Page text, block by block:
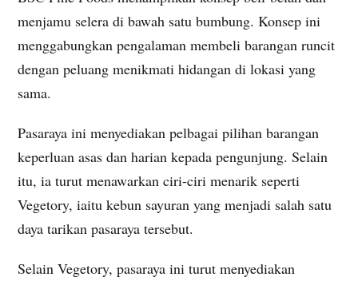
menjamu selera di bawah satu bumbung. Konsep ini
menggabungkan pengalaman membeli barangan runcit
dengan peluang menikmati hidangan di lokasi yang
sama.
Pasaraya ini menyediakan pelbagai pilihan barangan
keperluan asas dan harian kepada pengunjung. Selain
itu, ia turut menawarkan ciri-ciri menarik seperti
Vegetory, iaitu kebun sayuran yang menjadi salah satu
daya tarikan pasaraya tersebut.
Selain Vegetory, pasaraya ini turut menyediakan